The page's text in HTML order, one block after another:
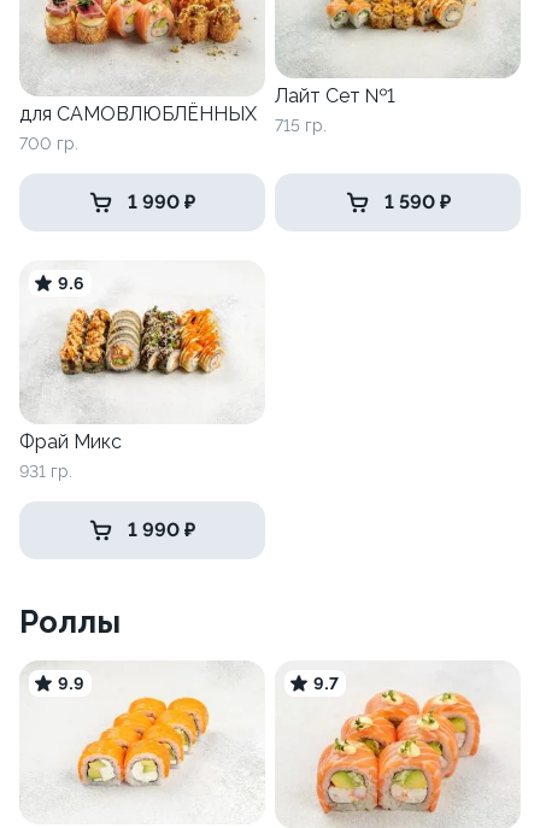
для САМОВЛЮБЛЁННЫХ
700 гр.
1 990 ₽
Лайт Сет №1
715 гр.
1 590 ₽
9.6
Фрай Микс
931 гр.
1 990 ₽
Роллы
9.9 9.7